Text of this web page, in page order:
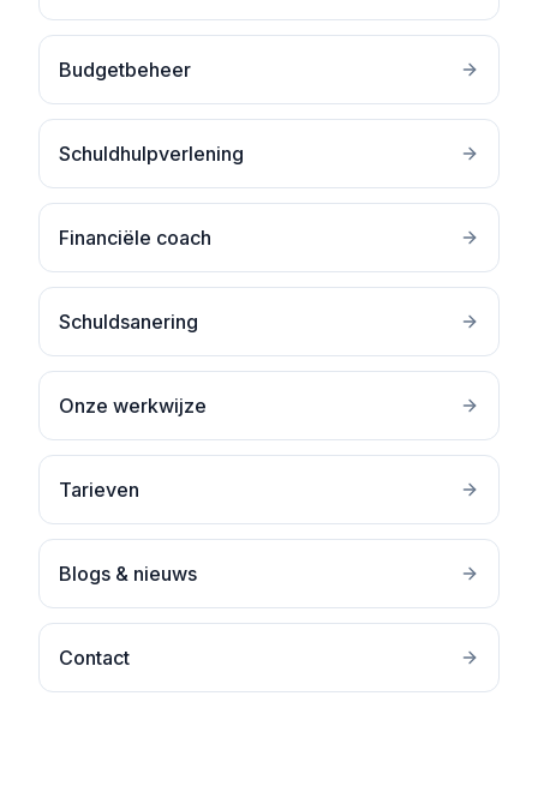
Budgetbeheer
Schuldhulpverlening
Financiële coach
Schuldsanering
Onze werkwijze
Tarieven
Blogs & nieuws
Contact